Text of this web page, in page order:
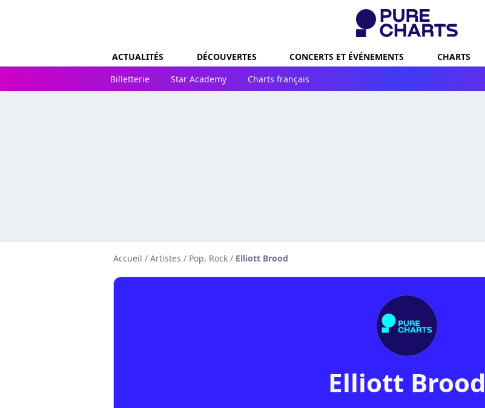
ACTUALITÉS DÉCOUVERTES CONCERTS ET ÉVÉNEMENTS CHARTS
Billetterie
Star Academy Charts français
Accueil / Artistes / Pop, Rock / Elliott Brood
Elliott Brood